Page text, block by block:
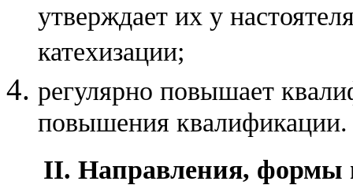
утверждает их у
катехизации;
регулярно повышает
повышения квалификации.
II. Направления, формы